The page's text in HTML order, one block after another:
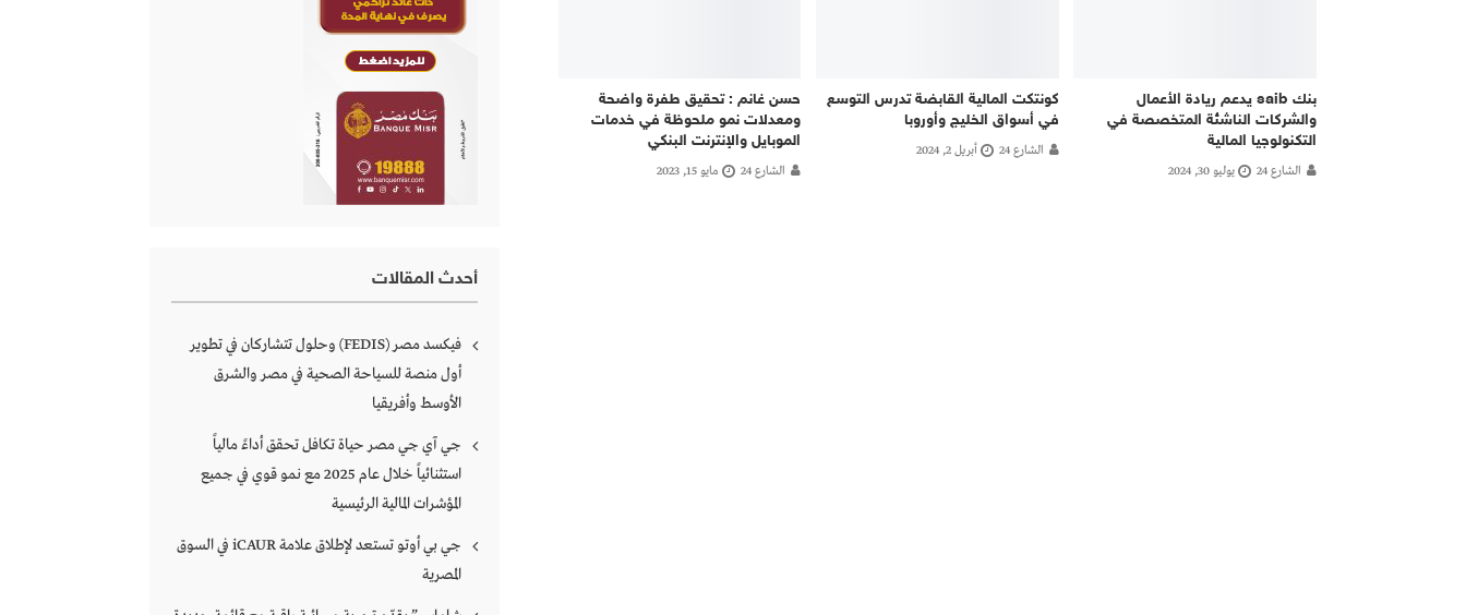
بنك saib يدعم ريادة الأعمال
والشركات الناشئة المتخصصة في
التكنولوجيا المالية
الشارع 24 يوليو 30, 2024
كونتكت المالية القابضة تدرس التوسع
في أسواق الخليج وأوروبا
الشارع 24 أبريل 2, 2024
حسن غانم : تحقيق طفرة واضحة
ومعدلات نمو ملحوظة في خدمات
الموبايل والإنترنت البنكي
الشارع 24 مايو 15, 2023
أحدث المقالات
فيكسد مصر (FEDIS) وحلول تتشاركان في تطوير
أول منصة للسياحة الصحية في مصر والشرق
الأوسط وأفريقيا
جي آي جي مصر حياة تكافل تحقق أداءً مالياً
استثنائياً خلال عام 2025 مع نمو قوي في جميع
المؤشرات المالية الرئيسية
جي بي أوتو تستعد لإطلاق علامة iCAUR في السوق
المصرية